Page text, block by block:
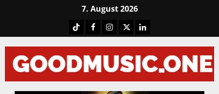
7. August 2026
TiktokFacebook
Instagram
X LinkedIN